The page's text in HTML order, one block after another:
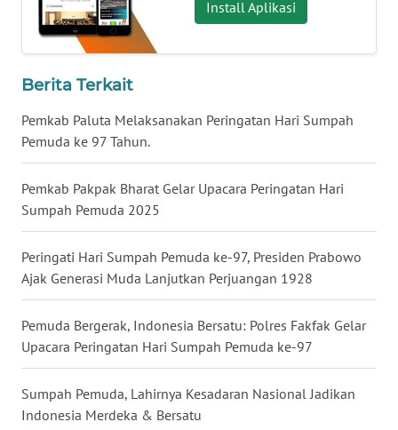
Install Aplikasi
Berita Terkait
Pemkab Paluta Melaksanakan Peringatan Hari Sumpah
Pemuda ke 97 Tahun.
Pemkab Pakpak Bharat Gelar Upacara Peringatan Hari
Sumpah Pemuda 2025
Peringati Hari Sumpah Pemuda ke-97, Presiden Prabowo
Ajak Generasi Muda Lanjutkan Perjuangan 1928
Pemuda Bergerak, Indonesia Bersatu: Polres Fakfak Gelar
Upacara Peringatan Hari Sumpah Pemuda ke-97
Sumpah Pemuda, Lahirnya Kesadaran Nasional Jadikan
Indonesia Merdeka & Bersatu
WN
WN
WN
WN
JATENG
WN